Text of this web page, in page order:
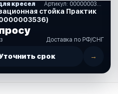
кресел Артикул: 00000003536
стойка Практик
Доставка по РФ/СНГ
срок →